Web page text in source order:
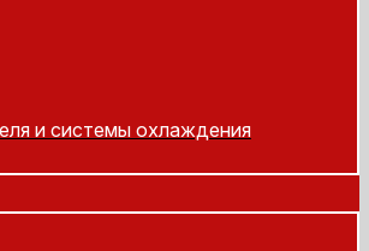
и системы охлаждения